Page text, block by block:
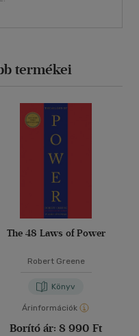
termékei
The 48 Laws of Power
Robert Greene
Könyv
Árinformációk
Borító ár: 8 990 Ft